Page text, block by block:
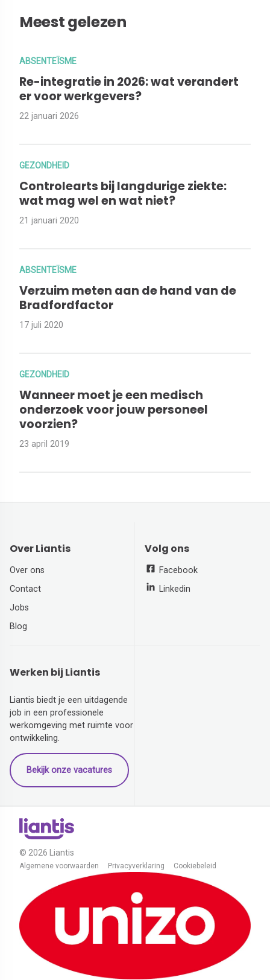
Meest gelezen
ABSENTEÏSME
Re-integratie in 2026: wat verandert
er voor werkgevers?
22 januari 2026
GEZONDHEID
Controlearts bij langdurige ziekte:
wat mag wel en wat niet?
21 januari 2020
ABSENTEÏSME
Verzuim meten aan de hand van de
Bradfordfactor
17 juli 2020
GEZONDHEID
Wanneer moet je een medisch
onderzoek voor jouw personeel
voorzien?
23 april 2019
Over Liantis
Over ons
Contact
Jobs
Blog
Volg ons
Facebook
Linkedin
Werken bij Liantis
Liantis biedt je een uitdagende
job in een professionele
werkomgeving met ruimte voor
ontwikkeling.
Bekijk onze vacatures
© 2026 Liantis
Algemene voorwaarden Privacyverklaring Cookiebeleid